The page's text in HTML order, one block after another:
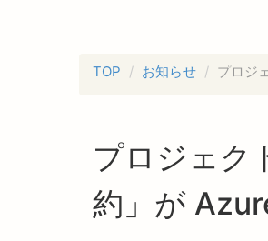
TOP お知らせ プロジ
プロジェク
約」が